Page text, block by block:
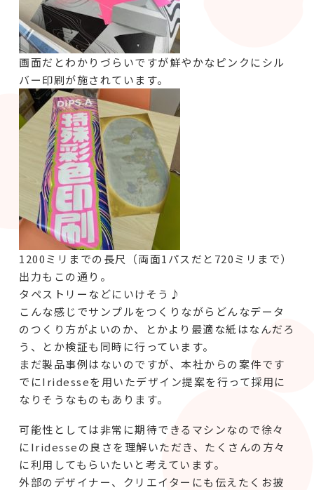
画面だとわかりづらいですが鮮やかなピンクにシル
バー印刷が施されています。
1200ミリまでの長尺（両面1パスだと720ミリまで）
出力もこの通り。
タペストリーなどにいけそう♪
こんな感じでサンプルをつくりながらどんなデータ
のつくり方がよいのか、とかより最適な紙はなんだろ
う、とか検証も同時に行っています。
まだ製品事例はないのですが、本社からの案件です
でにIridesseを用いたデザイン提案を行って採用に
なりそうなものもあります。
可能性としては非常に期待できるマシンなので徐々
にIridesseの良さを理解いただき、たくさんの方々
に利用してもらいたいと考えています。
外部のデザイナー、クリエイターにも伝えたくお披